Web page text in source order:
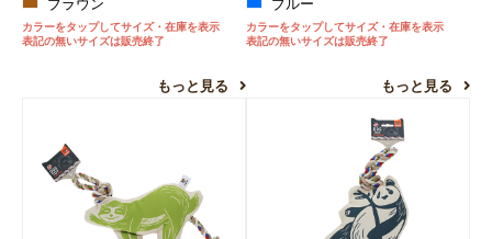
ブラウン
カラーをタップしてサイズ・在庫を表示
表記の無いサイズは販売終了
もっと見る
ブルー
カラーをタップしてサイズ・在庫を表示
表記の無いサイズは販売終了
もっと見る